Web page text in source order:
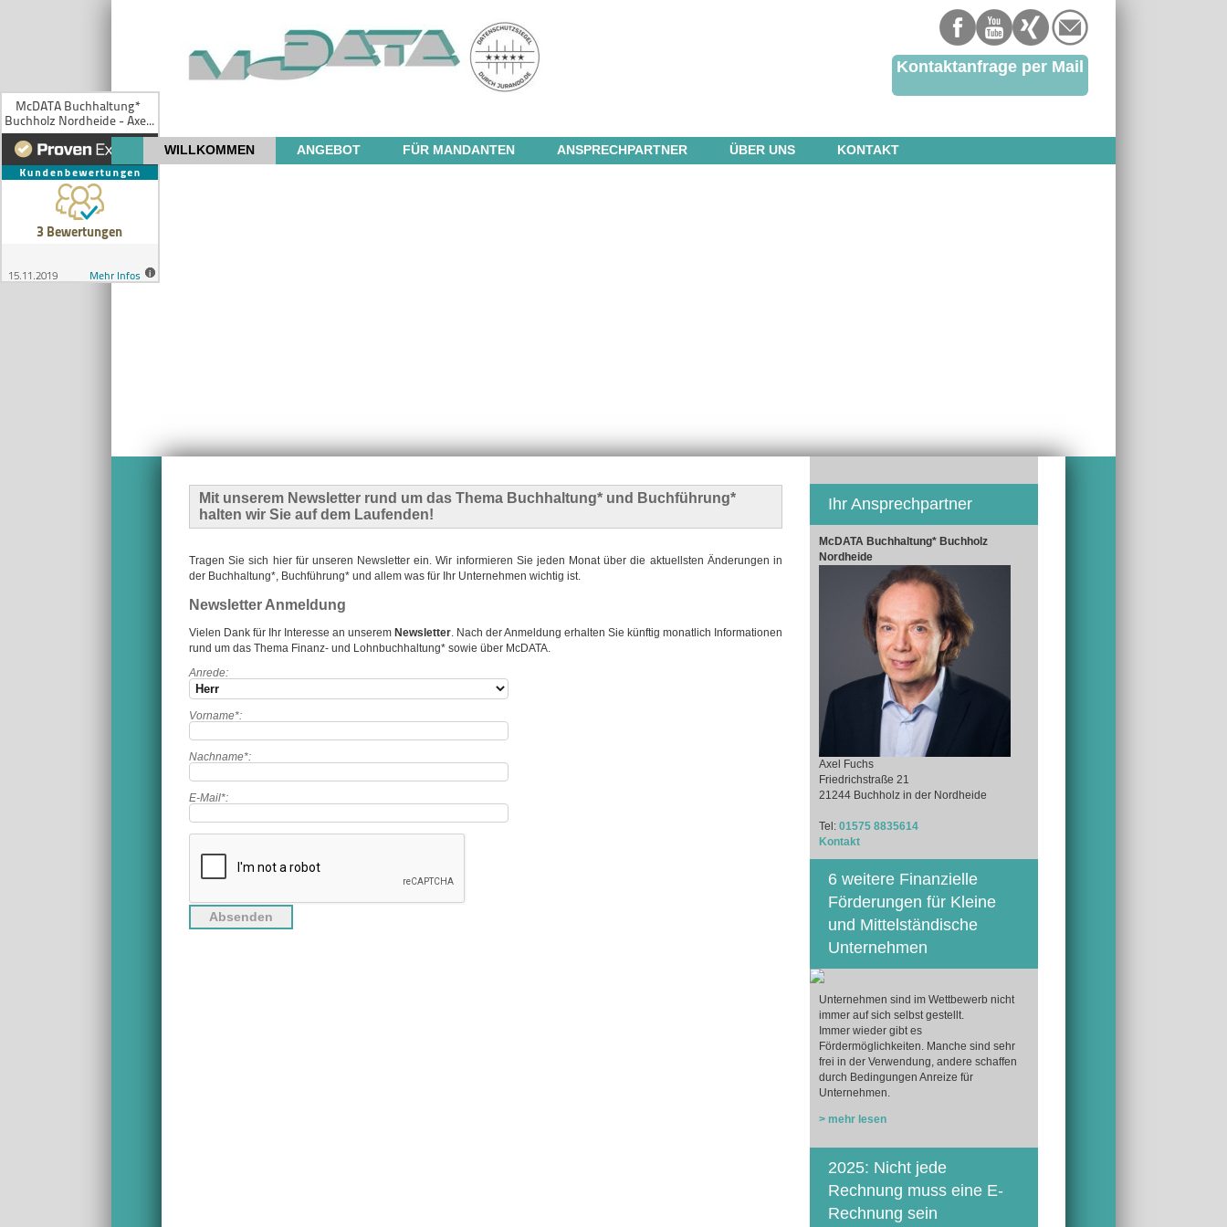
Kontaktanfrage per Mail
WILLKOMMEN ANGEBOT FÜR MANDANTEN ANSPRECHPARTNER ÜBER UNS KONTAKT
Mit unserem Newsletter rund um das Thema Buchhaltung* und Buchführung*
halten wir Sie auf dem Laufenden!
Tragen Sie sich hier für unseren Newsletter ein. Wir informieren Sie jeden Monat über die aktuellsten Änderungen in
der Buchhaltung*, Buchführung* und allem was für Ihr Unternehmen wichtig ist.
Newsletter Anmeldung
Vielen Dank für Ihr Interesse an unserem Newsletter. Nach der Anmeldung erhalten Sie künftig monatlich Informationen
rund um das Thema Finanz- und Lohnbuchhaltung* sowie über McDATA.
Anrede:
Vorname*:
Nachname*:
E-Mail*:
Ihr Ansprechpartner
McDATA Buchhaltung* Buchholz
Nordheide
Axel Fuchs
Friedrichstraße 21
21244 Buchholz in der Nordheide
Tel: 01575 8835614
Kontakt
6 weitere Finanzielle
Förderungen für Kleine
und Mittelständische
Unternehmen
Unternehmen sind im Wettbewerb nicht
immer auf sich selbst gestellt.
Immer wieder gibt es
Fördermöglichkeiten. Manche sind sehr
frei in der Verwendung, andere schaffen
durch Bedingungen Anreize für
Unternehmen.
> mehr lesen
2025: Nicht jede
Rechnung muss eine E-
Rechnung sein